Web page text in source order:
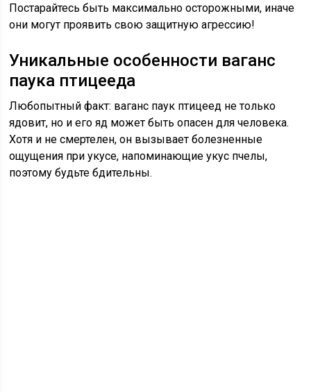
Постарайтесь быть максимально осторожными, иначе
они могут проявить свою защитную агрессию!
Уникальные особенности ваганс
паука птицееда
Любопытный факт: ваганс паук птицеед не только
ядовит, но и его яд может быть опасен для человека.
Хотя и не смертелен, он вызывает болезненные
ощущения при укусе, напоминающие укус пчелы,
поэтому будьте бдительны.